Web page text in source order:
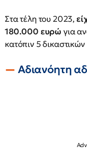
Στα τέλη του 2023,
180.000 ευρώ για
κατόπιν 5
Αδιανόητη